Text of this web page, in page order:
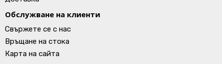
Обслужване на клиенти
Свържете се с нас
Връщане на стока
Карта на сайта